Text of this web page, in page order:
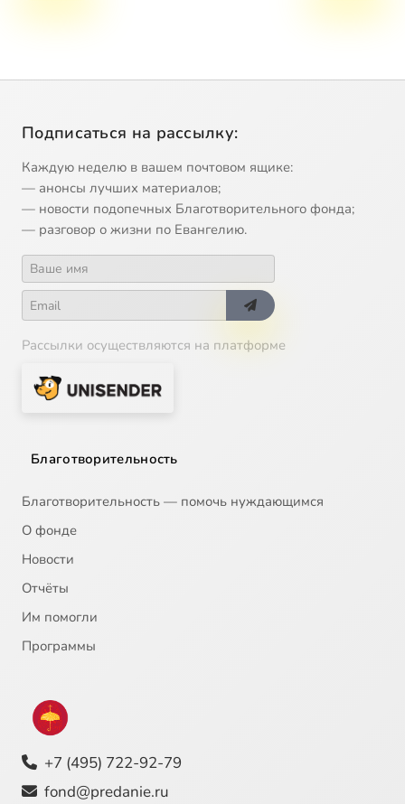
Подписаться на рассылку:
Каждую неделю в вашем почтовом ящике:
— анонсы лучших материалов;
— новости подопечных Благотворительного фонда;
— разговор о жизни по Евангелию.
Рассылки осуществляются на платформе
Благотворительность
Благотворительность — помочь нуждающимся
О фонде
Новости
Отчёты
Им помогли
Программы
+7 (495) 722-92-79
fond@predanie.ru